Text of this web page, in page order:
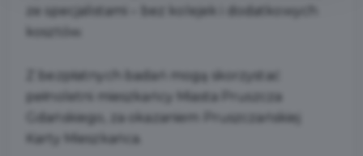
ze specjalistami – bez kolejek i dodatkowych
kosztów.
Z bezpłatnych badań mogą skorzystać
pełnoletni mieszkańcy Miasta Pruszcza
Gdańskiego, za okazaniem Pruszczańskiej
Karty Mieszkańca.